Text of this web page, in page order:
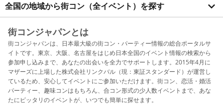
全国の地域から街コン（全イベント）を探す
街コンジャパンとは
街コンジャパンは、日本最大級の街コン・パーティー情報の総合ポータルサ
イトです。東京、大阪、名古屋をはじめ日本全国のイベント情報の検索から
参加申し込みまで、あなたの出会いを全力でサポートします。2015年4月に
マザーズに上場した株式会社リンクバル（現：東証スタンダード）が運営し
ているため、安心してイベントにご参加いただけます。街コン、恋活・婚活
パーティー、趣味コンはもちろん、合コン形式の少人数イベントまで、あな
たにピッタリのイベントが、いつでも簡単に探せます。